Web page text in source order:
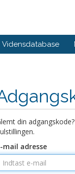
Vidensdatabase
din
mail adresse